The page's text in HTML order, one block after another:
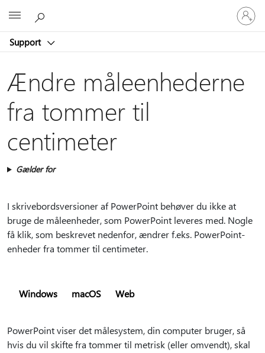
Support
Log
på
din
Ændre måleenhederne
fra tommer til
centimeter
Gælder for
I skrivebordsversioner af PowerPoint behøver du ikke at
bruge de måleenheder, som PowerPoint leveres med. Nogle
få klik, som beskrevet nedenfor, ændrer f.eks. PowerPoint-
enheder fra tommer til centimeter.
Windows macOS Web
PowerPoint viser det målesystem, din computer bruger, så
hvis du vil skifte fra tommer til metrisk (eller omvendt), skal